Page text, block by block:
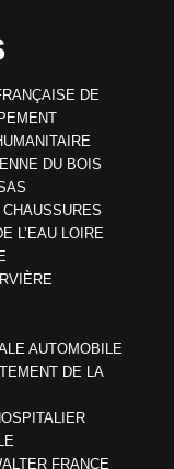
DE
DU BOIS
L’EAU LOIRE
AUTOMOBILE
DE LA
FRANCE